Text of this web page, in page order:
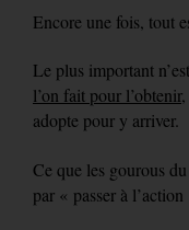
Encore une fois, tout
Le plus important
l’on fait pour l’obtenir,
adopte pour y arriver.
Ce que les gourous
par « passer à l’action